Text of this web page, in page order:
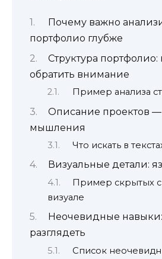
Почему важно
портфолио глубже
Структура портфолио:
обратить внимание
Пример анализа
Описание проектов —
мышления
Что искать в
Визуальные детали:
Пример скрытых
визуале
Неочевидные
разглядеть
Список